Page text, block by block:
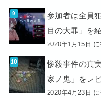
参加者は全員
目の大罪」を
2020年1月15日
惨殺事件の真
家ノ鬼」をレ
2020年4月23日